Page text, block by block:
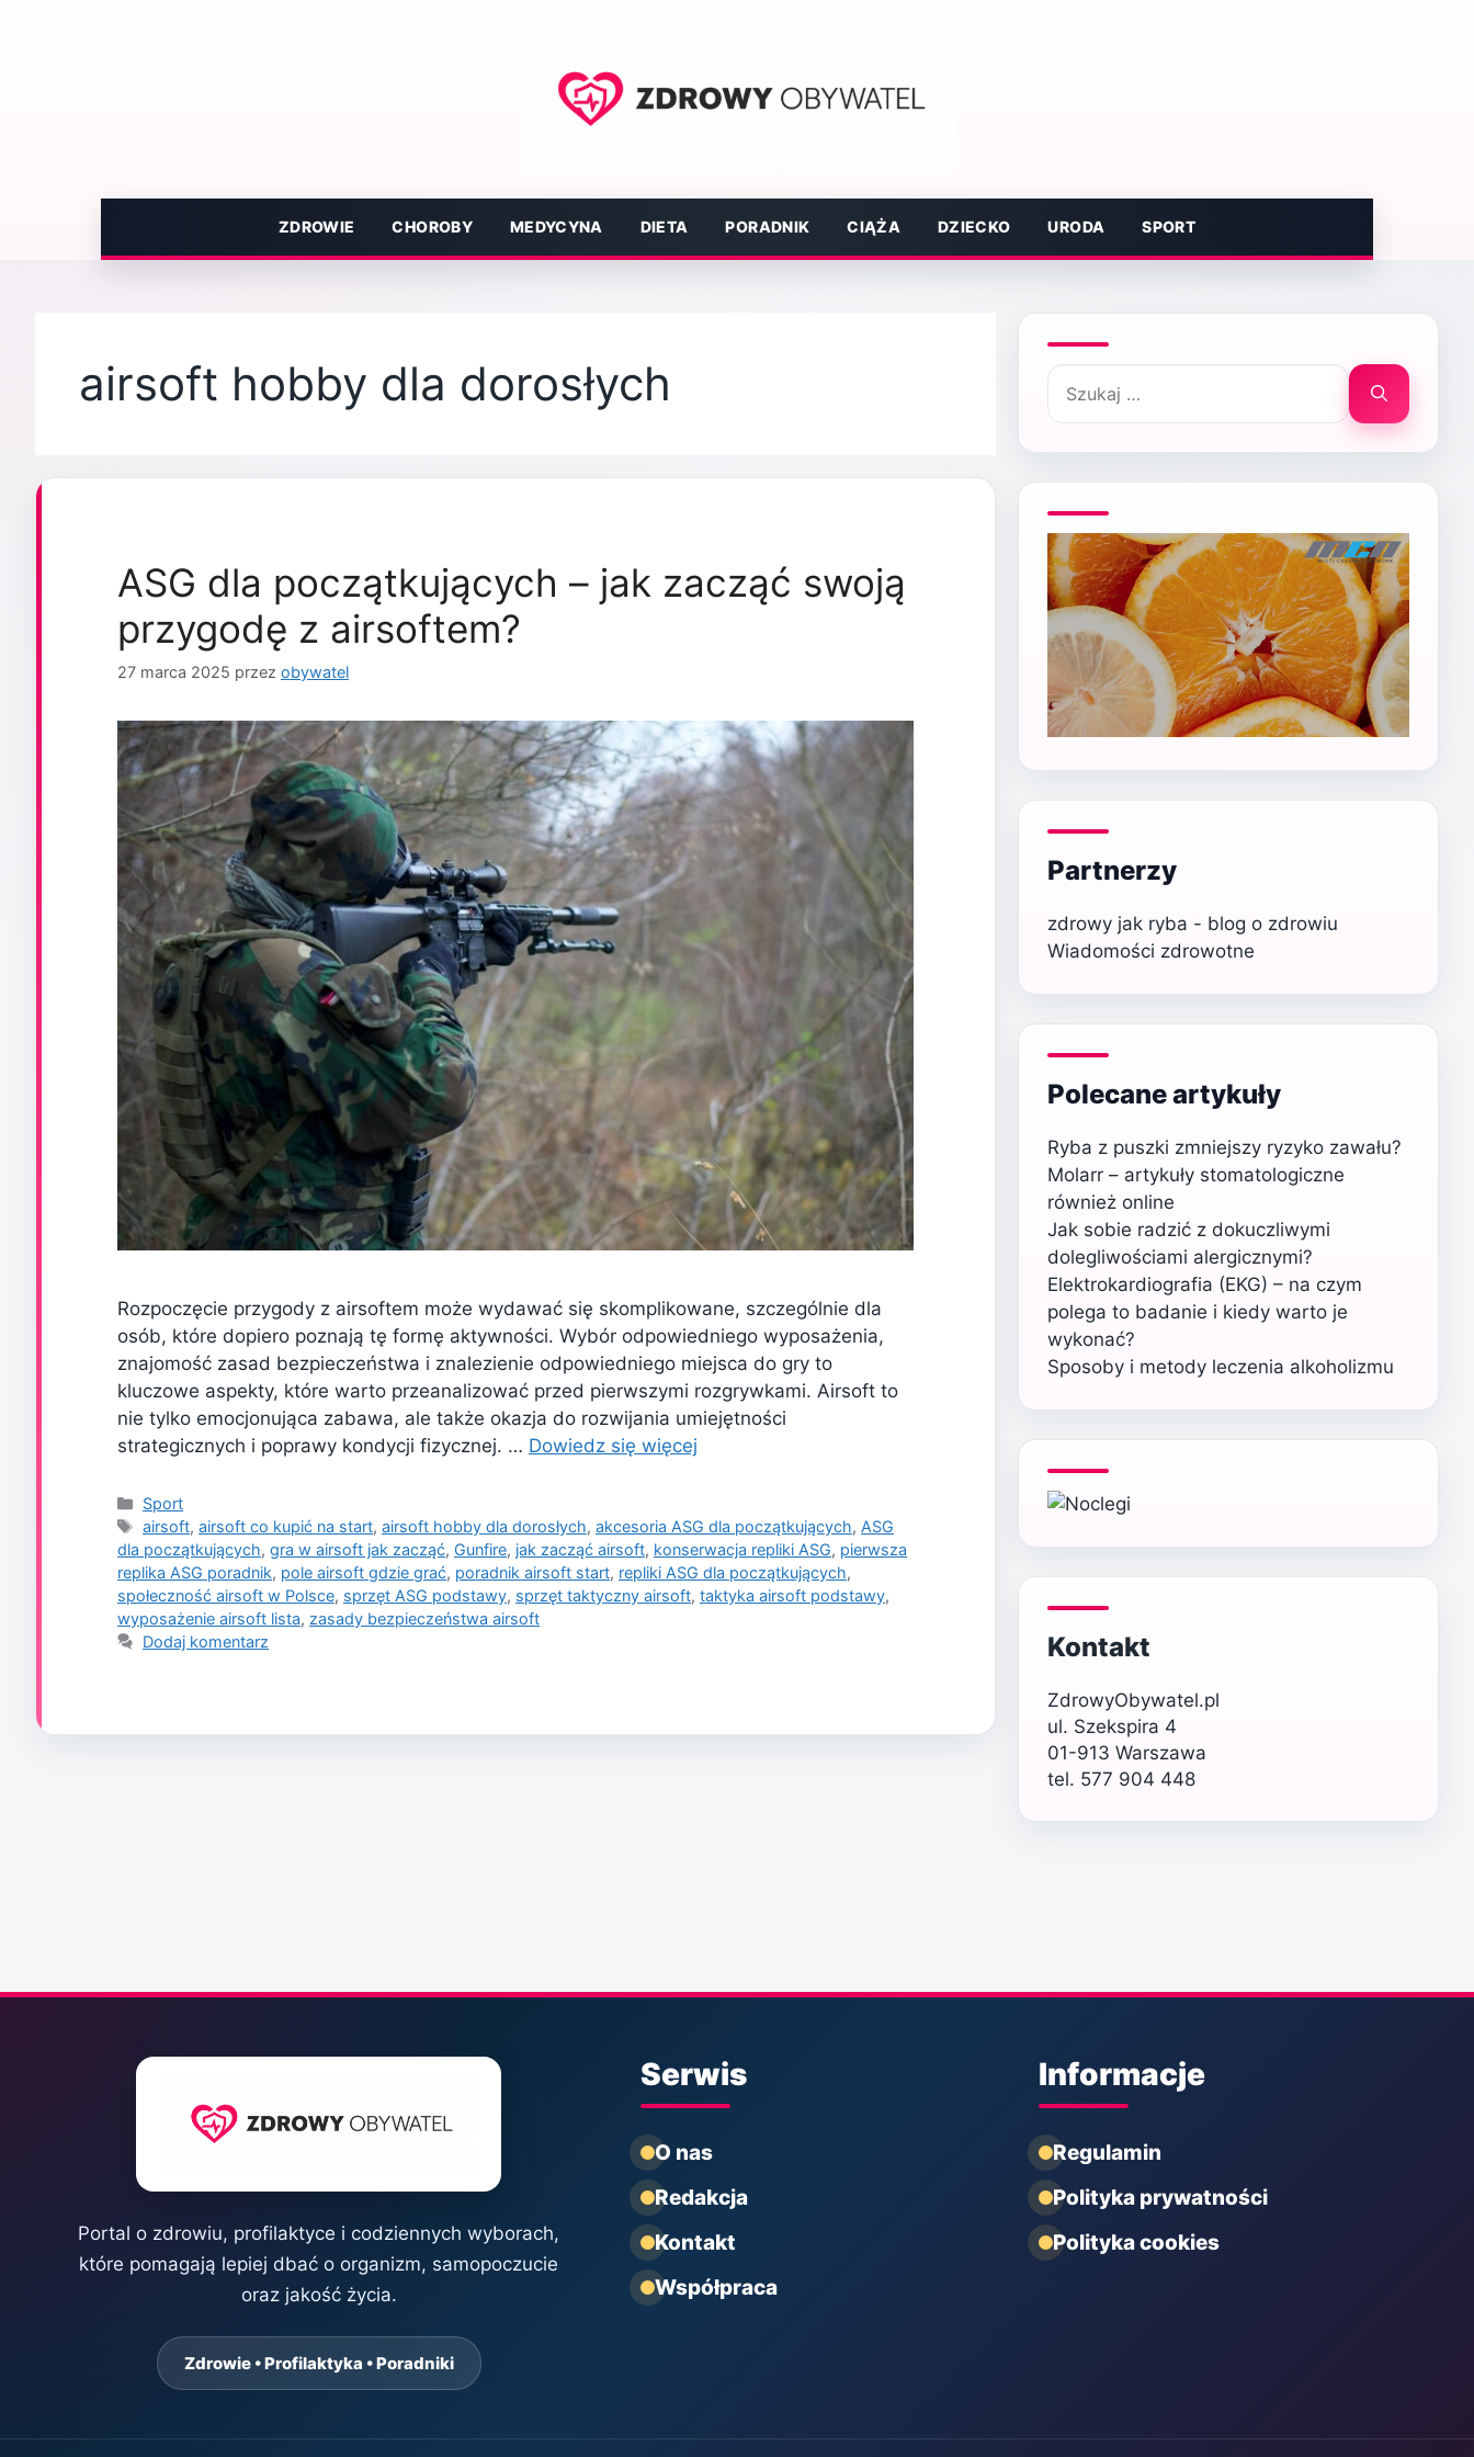
ZDROWIE CHOROBY MEDYCYNA DIETA PORADNIK CIĄŻA DZIECKO URODA SPORT
airsoft hobby dla dorosłych
ASG dla początkujących – jak zacząć swoją
przygodę z airsoftem?
27 marca 2025 przez obywatel
Rozpoczęcie przygody z airsoftem może wydawać się skomplikowane, szczególnie dla
osób, które dopiero poznają tę formę aktywności. Wybór odpowiedniego wyposażenia,
znajomość zasad bezpieczeństwa i znalezienie odpowiedniego miejsca do gry to
kluczowe aspekty, które warto przeanalizować przed pierwszymi rozgrywkami. Airsoft to
nie tylko emocjonująca zabawa, ale także okazja do rozwijania umiejętności
strategicznych i poprawy kondycji fizycznej. … Dowiedz się więcej
Kategorie
Sport
Tagi
airsoft,airsoft co kupić na start,airsoft hobby dla dorosłych,akcesoria ASG dla początkujących, ASG
dla początkujących, gra w airsoft jak zacząć, Gunfire, jak zacząć airsoft, konserwacja repliki ASG, pierwsza
replika ASG poradnik, pole airsoft gdzie grać, poradnik airsoft start, repliki ASG dla początkujących,
społeczność airsoft w Polsce, sprzęt ASG podstawy, sprzęt taktyczny airsoft, taktyka airsoft podstawy,
wyposażenie airsoft lista, zasady bezpieczeństwa airsoft
Dodaj komentarz
Szukaj:
Partnerzy
zdrowy jak ryba - blog o zdrowiu
Wiadomości zdrowotne
Polecane artykuły
Ryba z puszki zmniejszy ryzyko zawału?
Molarr – artykuły stomatologiczne
również online
Jak sobie radzić z dokuczliwymi
dolegliwościami alergicznymi?
Elektrokardiografia (EKG) – na czym
polega to badanie i kiedy warto je
wykonać?
Sposoby i metody leczenia alkoholizmu
Kontakt
ZdrowyObywatel.pl
ul. Szekspira 4
01-913 Warszawa
tel. 577 904 448
Portal o zdrowiu, profilaktyce i codziennych wyborach,
które pomagają lepiej dbać o organizm, samopoczucie
oraz jakość życia.
Zdrowie • Profilaktyka • Poradniki
Serwis
O nas
Redakcja
Kontakt
Współpraca
Informacje
Regulamin
Polityka prywatności
Polityka cookies